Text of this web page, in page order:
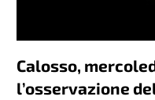
Calosso,
l’osservazione